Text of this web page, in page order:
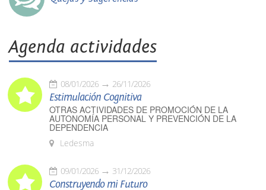
Agenda actividades
08/01/2026 26/11/2026
Estimulación Cognitiva
OTRAS ACTIVIDADES DE PROMOCIÓN DE LA
AUTONOMÍA PERSONAL Y PREVENCIÓN DE LA
DEPENDENCIA
Ledesma
09/01/2026 31/12/2026
Construyendo mi Futuro